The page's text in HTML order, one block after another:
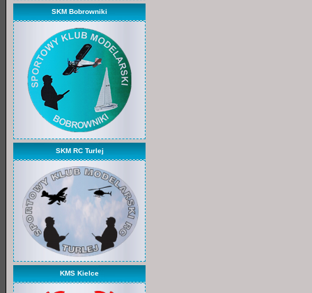
SKM Bobrowniki
SKM RC Turlej
KMS Kielce